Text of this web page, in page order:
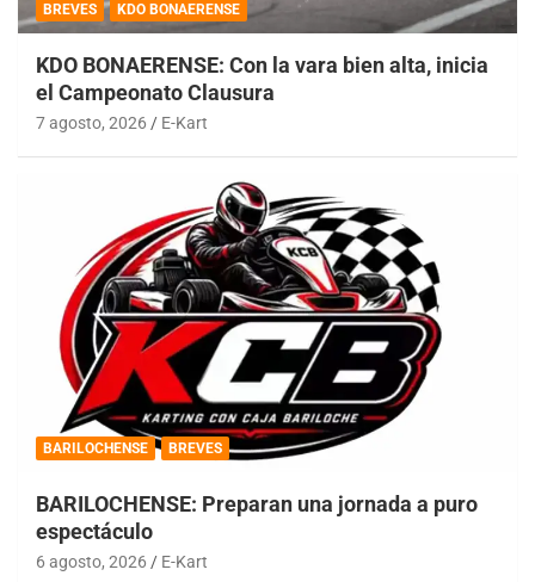
BREVES KDO BONAERENSE
KDO BONAERENSE: Con la vara bien alta, inicia
el Campeonato Clausura
7 agosto, 2026 E-Kart
BARILOCHENSE BREVES
BARILOCHENSE: Preparan una jornada a puro
espectáculo
6 agosto, 2026 E-Kart